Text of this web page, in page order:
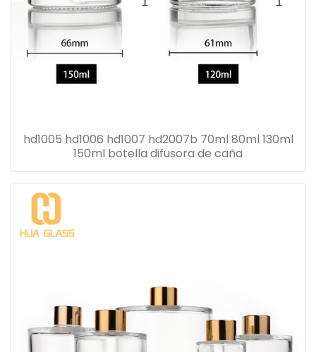
hd1005 hd1006 hd1007 hd2007b 70ml 80ml 130ml
150ml botella difusora de caña